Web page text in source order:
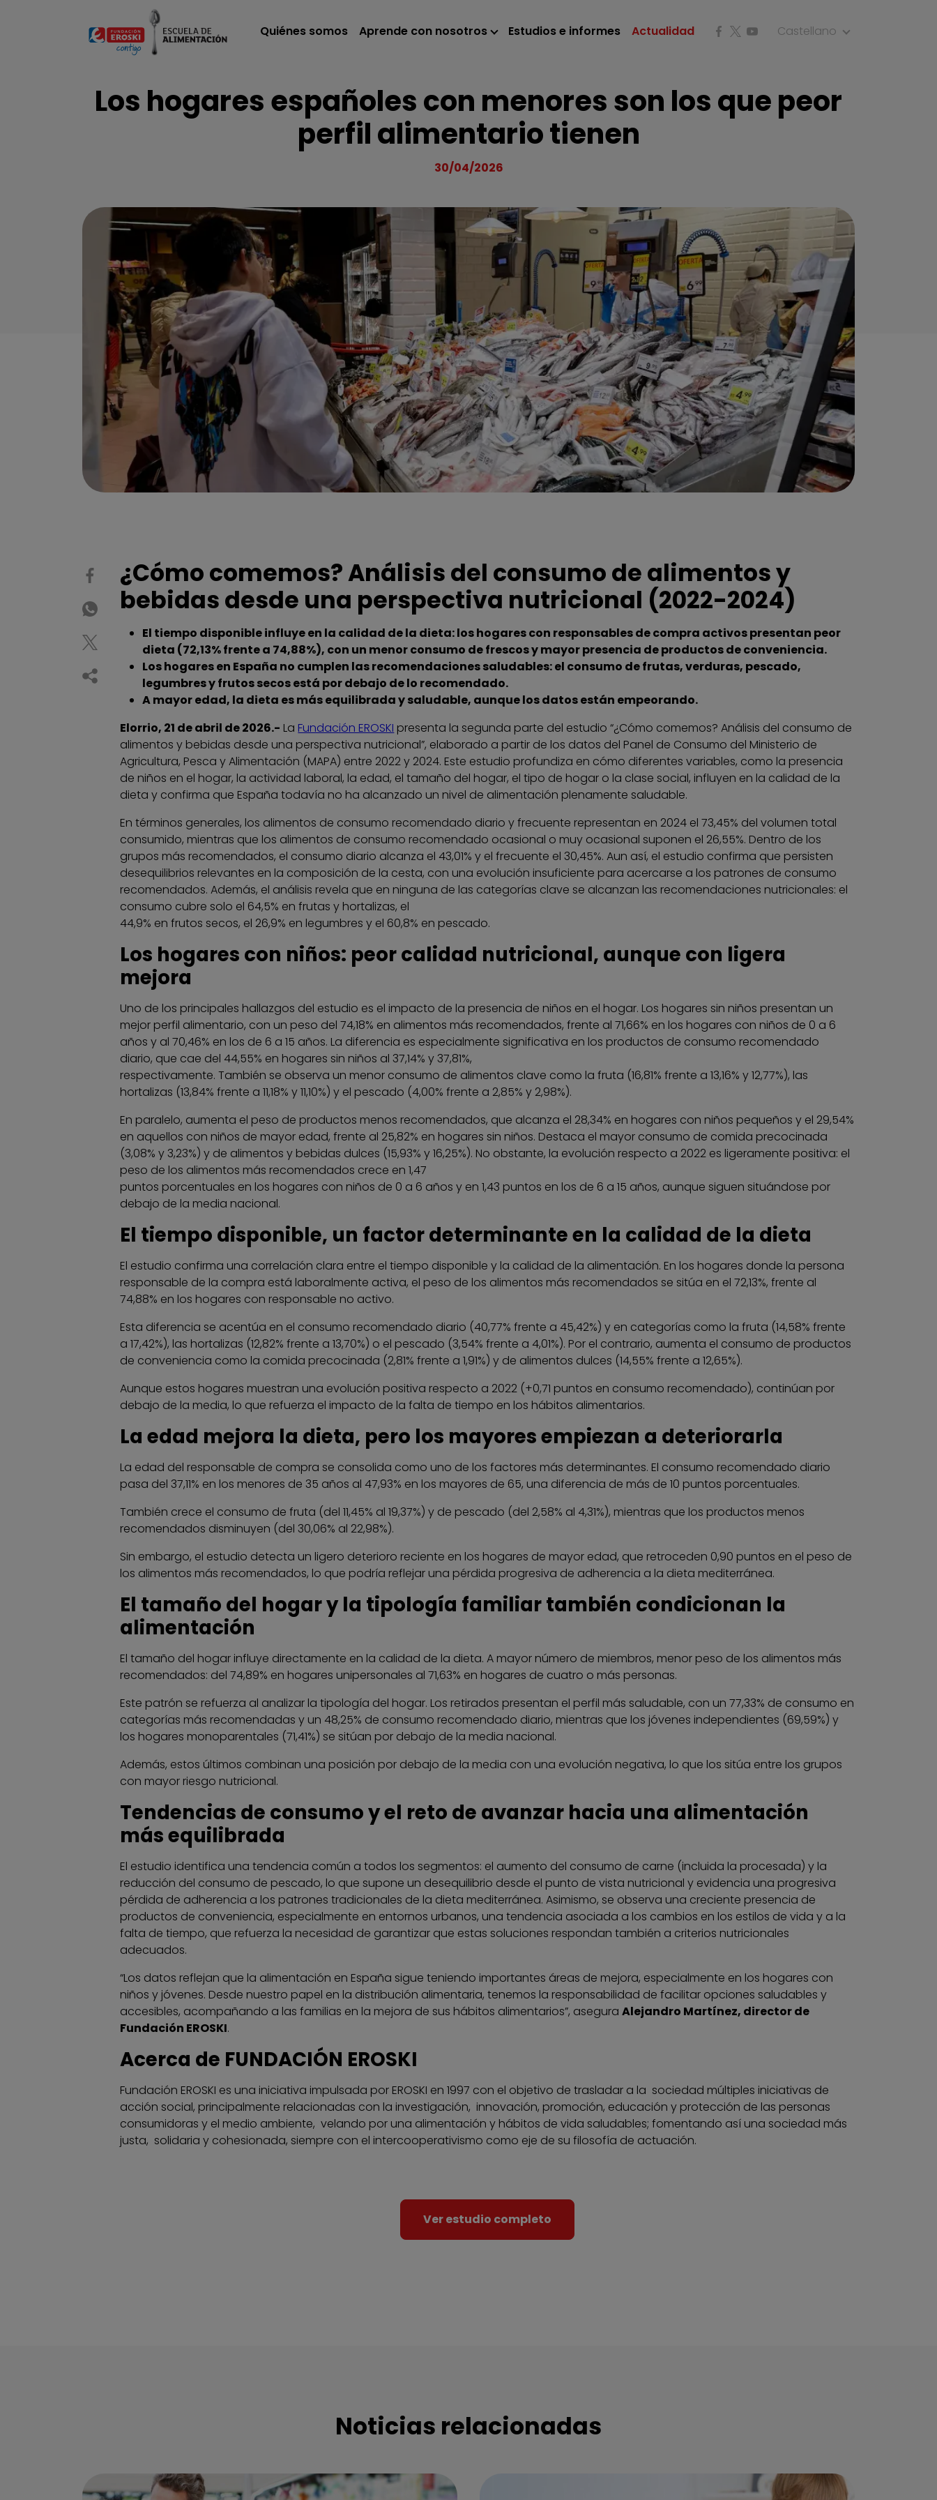
Pasar al contenido principal
Quiénes somos
Aprende con nosotros Estudios e informes Actualidad Castellano
Los hogares españoles con menores son los que peor
perfil alimentario tienen
30/04/2026
¿Cómo comemos? Análisis del consumo de alimentos y
bebidas desde una perspectiva nutricional (2022-2024)
El tiempo disponible influye en la calidad de la dieta: los hogares con responsables de compra activos presentan peor
dieta (72,13% frente a 74,88%), con un menor consumo de frescos y mayor presencia de productos de conveniencia.
Los hogares en España no cumplen las recomendaciones saludables: el consumo de frutas, verduras, pescado,
legumbres y frutos secos está por debajo de lo recomendado.
A mayor edad, la dieta es más equilibrada y saludable, aunque los datos están empeorando.
Elorrio, 21 de abril de 2026.- La Fundación EROSKI presenta la segunda parte del estudio “¿Cómo comemos? Análisis del consumo de
alimentos y bebidas desde una perspectiva nutricional”, elaborado a partir de los datos del Panel de Consumo del Ministerio de
Agricultura, Pesca y Alimentación (MAPA) entre 2022 y 2024. Este estudio profundiza en cómo diferentes variables, como la presencia
de niños en el hogar, la actividad laboral, la edad, el tamaño del hogar, el tipo de hogar o la clase social, influyen en la calidad de la
dieta y confirma que España todavía no ha alcanzado un nivel de alimentación plenamente saludable.
En términos generales, los alimentos de consumo recomendado diario y frecuente representan en 2024 el 73,45% del volumen total
consumido, mientras que los alimentos de consumo recomendado ocasional o muy ocasional suponen el 26,55%. Dentro de los
grupos más recomendados, el consumo diario alcanza el 43,01% y el frecuente el 30,45%. Aun así, el estudio confirma que persisten
desequilibrios relevantes en la composición de la cesta, con una evolución insuficiente para acercarse a los patrones de consumo
recomendados. Además, el análisis revela que en ninguna de las categorías clave se alcanzan las recomendaciones nutricionales: el
consumo cubre solo el 64,5% en frutas y hortalizas, el
44,9% en frutos secos, el 26,9% en legumbres y el 60,8% en pescado.
Los hogares con niños: peor calidad nutricional, aunque con ligera
mejora
Uno de los principales hallazgos del estudio es el impacto de la presencia de niños en el hogar. Los hogares sin niños presentan un
mejor perfil alimentario, con un peso del 74,18% en alimentos más recomendados, frente al 71,66% en los hogares con niños de 0 a 6
años y al 70,46% en los de 6 a 15 años. La diferencia es especialmente significativa en los productos de consumo recomendado
diario, que cae del 44,55% en hogares sin niños al 37,14% y 37,81%,
respectivamente. También se observa un menor consumo de alimentos clave como la fruta (16,81% frente a 13,16% y 12,77%), las
hortalizas (13,84% frente a 11,18% y 11,10%) y el pescado (4,00% frente a 2,85% y 2,98%).
En paralelo, aumenta el peso de productos menos recomendados, que alcanza el 28,34% en hogares con niños pequeños y el 29,54%
en aquellos con niños de mayor edad, frente al 25,82% en hogares sin niños. Destaca el mayor consumo de comida precocinada
(3,08% y 3,23%) y de alimentos y bebidas dulces (15,93% y 16,25%). No obstante, la evolución respecto a 2022 es ligeramente positiva: el
peso de los alimentos más recomendados crece en 1,47
puntos porcentuales en los hogares con niños de 0 a 6 años y en 1,43 puntos en los de 6 a 15 años, aunque siguen situándose por
debajo de la media nacional.
El tiempo disponible, un factor determinante en la calidad de la dieta
El estudio confirma una correlación clara entre el tiempo disponible y la calidad de la alimentación. En los hogares donde la persona
responsable de la compra está laboralmente activa, el peso de los alimentos más recomendados se sitúa en el 72,13%, frente al
74,88% en los hogares con responsable no activo.
Esta diferencia se acentúa en el consumo recomendado diario (40,77% frente a 45,42%) y en categorías como la fruta (14,58% frente
a 17,42%), las hortalizas (12,82% frente a 13,70%) o el pescado (3,54% frente a 4,01%). Por el contrario, aumenta el consumo de productos
de conveniencia como la comida precocinada (2,81% frente a 1,91%) y de alimentos dulces (14,55% frente a 12,65%).
Aunque estos hogares muestran una evolución positiva respecto a 2022 (+0,71 puntos en consumo recomendado), continúan por
debajo de la media, lo que refuerza el impacto de la falta de tiempo en los hábitos alimentarios.
La edad mejora la dieta, pero los mayores empiezan a deteriorarla
La edad del responsable de compra se consolida como uno de los factores más determinantes. El consumo recomendado diario
pasa del 37,11% en los menores de 35 años al 47,93% en los mayores de 65, una diferencia de más de 10 puntos porcentuales.
También crece el consumo de fruta (del 11,45% al 19,37%) y de pescado (del 2,58% al 4,31%), mientras que los productos menos
recomendados disminuyen (del 30,06% al 22,98%).
Sin embargo, el estudio detecta un ligero deterioro reciente en los hogares de mayor edad, que retroceden 0,90 puntos en el peso de
los alimentos más recomendados, lo que podría reflejar una pérdida progresiva de adherencia a la dieta mediterránea.
El tamaño del hogar y la tipología familiar también condicionan la
alimentación
El tamaño del hogar influye directamente en la calidad de la dieta. A mayor número de miembros, menor peso de los alimentos más
recomendados: del 74,89% en hogares unipersonales al 71,63% en hogares de cuatro o más personas.
Este patrón se refuerza al analizar la tipología del hogar. Los retirados presentan el perfil más saludable, con un 77,33% de consumo en
categorías más recomendadas y un 48,25% de consumo recomendado diario, mientras que los jóvenes independientes (69,59%) y
los hogares monoparentales (71,41%) se sitúan por debajo de la media nacional.
Además, estos últimos combinan una posición por debajo de la media con una evolución negativa, lo que los sitúa entre los grupos
con mayor riesgo nutricional.
Tendencias de consumo y el reto de avanzar hacia una alimentación
más equilibrada
El estudio identifica una tendencia común a todos los segmentos: el aumento del consumo de carne (incluida la procesada) y la
reducción del consumo de pescado, lo que supone un desequilibrio desde el punto de vista nutricional y evidencia una progresiva
pérdida de adherencia a los patrones tradicionales de la dieta mediterránea. Asimismo, se observa una creciente presencia de
productos de conveniencia, especialmente en entornos urbanos, una tendencia asociada a los cambios en los estilos de vida y a la
falta de tiempo, que refuerza la necesidad de garantizar que estas soluciones respondan también a criterios nutricionales
adecuados.
“Los datos reflejan que la alimentación en España sigue teniendo importantes áreas de mejora, especialmente en los hogares con
niños y jóvenes. Desde nuestro papel en la distribución alimentaria, tenemos la responsabilidad de facilitar opciones saludables y
accesibles, acompañando a las familias en la mejora de sus hábitos alimentarios”, aseguraAlejandro Martínez, director de
Fundación EROSKI.
Acerca de FUNDACIÓN EROSKI
Fundación EROSKI es una iniciativa impulsada por EROSKI en 1997 con el objetivo de trasladar a la sociedad múltiples iniciativas de
acción social, principalmente relacionadas con la investigación, innovación, promoción, educación y protección de las personas
consumidoras y el medio ambiente, velando por una alimentación y hábitos de vida saludables; fomentando así una sociedad más
justa, solidaria y cohesionada, siempre con el intercooperativismo como eje de su filosofía de actuación.
Ver estudio completo
Noticias relacionadas